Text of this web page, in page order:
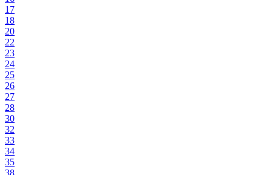
17
18
20
22
23
24
25
26
27
28
30
32
33
34
35
38